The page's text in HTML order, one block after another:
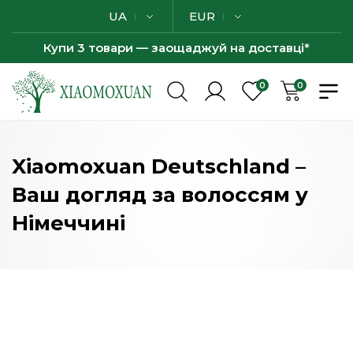
UA EUR
Купи 3 товари — заощаджуй на доставці*
0 0
Xiaomoxuan Deutschland –
Ваш догляд за волоссям у
Німеччині